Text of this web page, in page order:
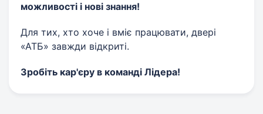
можливості і нові знання!
Для тих, хто хоче і вміє працювати, двері
«АТБ» завжди відкриті.
Зробіть кар'єру в команді Лідера!